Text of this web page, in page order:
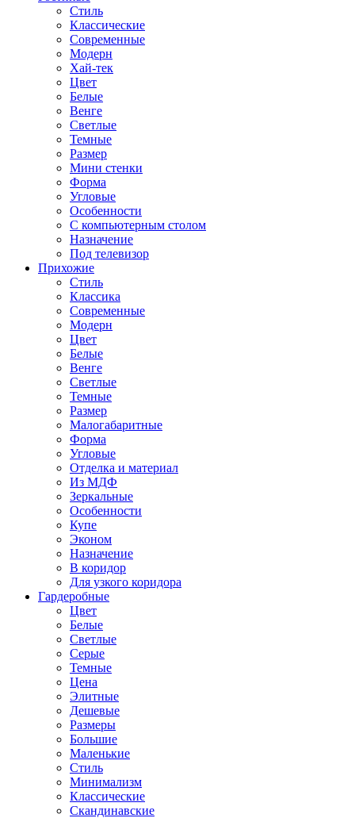
Стиль
Классические
Современные
Модерн
Хай-тек
Цвет
Белые
Венге
Светлые
Темные
Размер
Мини стенки
Форма
Угловые
Особенности
С компьютерным столом
Назначение
Под телевизор
Прихожие
Стиль
Классика
Современные
Модерн
Цвет
Белые
Венге
Светлые
Темные
Размер
Малогабаритные
Форма
Угловые
Отделка и материал
Из МДФ
Зеркальные
Особенности
Купе
Эконом
Назначение
В коридор
Для узкого коридора
Гардеробные
Цвет
Белые
Светлые
Серые
Темные
Цена
Элитные
Дешевые
Размеры
Большие
Маленькие
Стиль
Минимализм
Классические
Скандинавские